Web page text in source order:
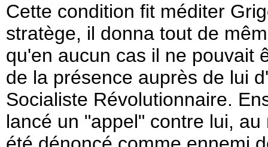
Cette condition fit méditer
stratège, il donna tout de
qu'en aucun cas il ne pouvait
de la présence auprès de lui
Socialiste Révolutionnaire.
lancé un "appel" contre lui,